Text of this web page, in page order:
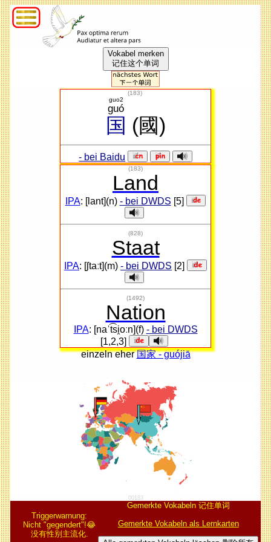
Vokabel merken
记住这个单词
(183)
国
guó
guo2
(國)
- bei Baidu
(183)
Land
IPA: [lant](n) - bei DWDS [5]
(828)
Staat
IPA: [ʃtaːt](m) - bei DWDS [2]
(1492)
Nation
IPA: [naˈt͡si̯oːn](f) - bei DWDS
[1,2,3]
einzeln eher国家 - guójiā
00183
Triggerwarnung:
Nicht "gegendert"!😂
没有性别主流化.
Gemerkte Vokabeln 记住单词
Gemerkte Vokabeln als Lernkarten